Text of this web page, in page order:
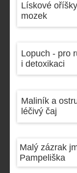
Lískové
mozek
Lopuch - pro
i detoxikaci
Maliník a
léčivý čaj
Malý zázrak
Pampeliška